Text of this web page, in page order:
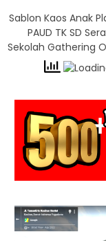
Sablon Kaos Anak
PAUD TK SD
Sekolah Gathering